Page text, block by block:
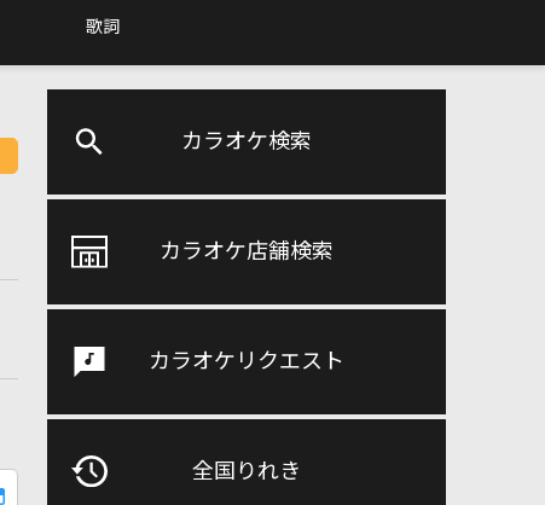
歌詞
カラオケ検索
カラオケ店舗検索
カラオケリクエスト
全国りれき